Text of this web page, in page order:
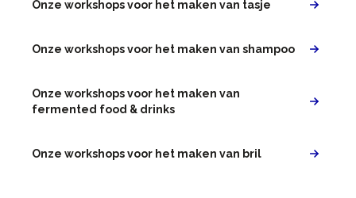
Onze workshops voor het maken van tasje
Onze workshops voor het maken van shampoo
Onze workshops voor het maken van
fermented food & drinks
Onze workshops voor het maken van bril